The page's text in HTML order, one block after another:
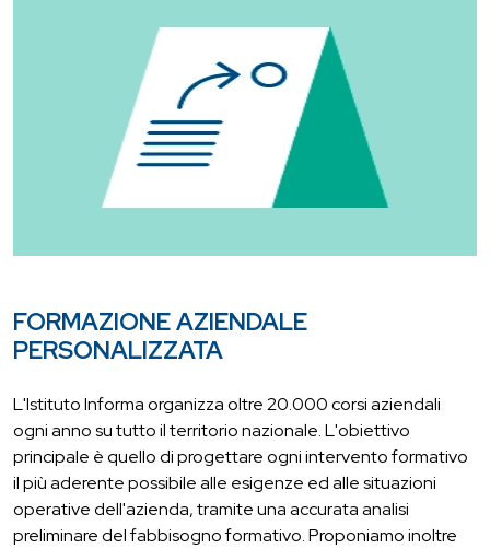
FORMAZIONE AZIENDALE
PERSONALIZZATA
L'Istituto Informa organizza oltre 20.000 corsi aziendali
ogni anno su tutto il territorio nazionale. L'obiettivo
principale è quello di progettare ogni intervento formativo
il più aderente possibile alle esigenze ed alle situazioni
operative dell'azienda, tramite una accurata analisi
preliminare del fabbisogno formativo. Proponiamo inoltre